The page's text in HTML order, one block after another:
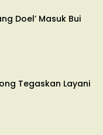
Doel’ Masuk Bui
Tegaskan Layani